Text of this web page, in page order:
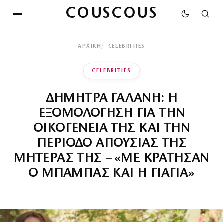
COUSCOUS
ΑΡΧΙΚΉ CELEBRITIES
CELEBRITIES
ΔΗΜΗΤΡΑ ΓΑΛΑΝΗ: Η
ΕΞΟΜΟΛΟΓΗΣΗ ΓΙΑ ΤΗΝ
ΟΙΚΟΓΕΝΕΙΑ ΤΗΣ ΚΑΙ ΤΗΝ
ΠΕΡΙΟΔΟ ΑΠΟΥΣΙΑΣ ΤΗΣ
ΜΗΤΕΡΑΣ ΤΗΣ – «ΜΕ ΚΡΑΤΗΣΑΝ
Ο ΜΠΑΜΠΑΣ ΚΑΙ Η ΓΙΑΓΙΑ»